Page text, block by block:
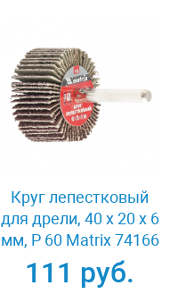
Круг лепестковый
для дрели, 40 х 20 х 6
мм, P 60 Matrix 74166
111 руб.